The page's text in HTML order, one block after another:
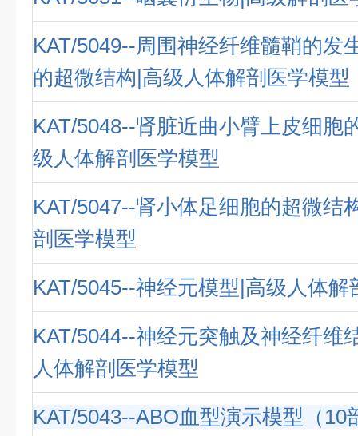
KAT/5049--周围神经纤维髓鞘的发
的超微结构|高级人体解剖医学模型
KAT/5048--肾脏近曲小臂上皮细胞
级人体解剖医学模型
KAT/5047--肾小体足细胞的超微结
剖医学模型
KAT/5045--神经元模型|高级人体解
KAT/5044--神经元突触及神经纤维
人体解剖医学模型
KAT/5043--ABO血型演示模型（10